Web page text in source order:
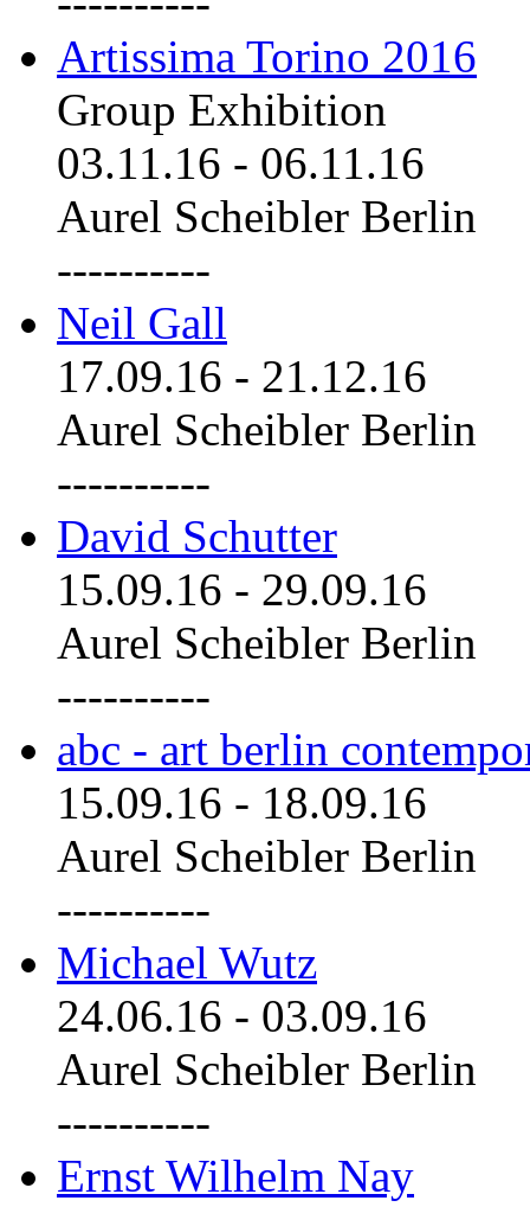
Artissima Torino 2016
Group Exhibition
03.11.16 - 06.11.16
Aurel Scheibler Berlin
----------
Neil Gall
17.09.16 - 21.12.16
Aurel Scheibler Berlin
----------
David Schutter
15.09.16 - 29.09.16
Aurel Scheibler Berlin
----------
abc - art berlin
15.09.16 - 18.09.16
Aurel Scheibler Berlin
----------
Michael Wutz
24.06.16 - 03.09.16
Aurel Scheibler Berlin
----------
Ernst Wilhelm Nay